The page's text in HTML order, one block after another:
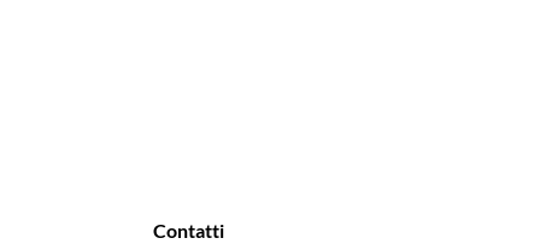
Contatti